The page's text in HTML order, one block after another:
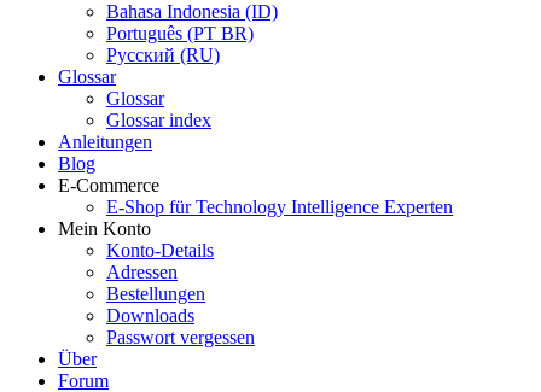
Bahasa Indonesia (ID)
Português (PT BR)
Pусский (RU)
Glossar
Glossar
Glossar index
Anleitungen
Blog
E-Commerce
E-Shop für Technology Intelligence Experten
Mein Konto
Konto-Details
Adressen
Bestellungen
Downloads
Passwort vergessen
Über
Forum